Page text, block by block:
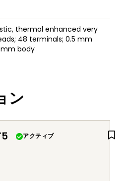
thermal enhanced very
48 terminals; 0.5 mm
body
ン
アクティブ